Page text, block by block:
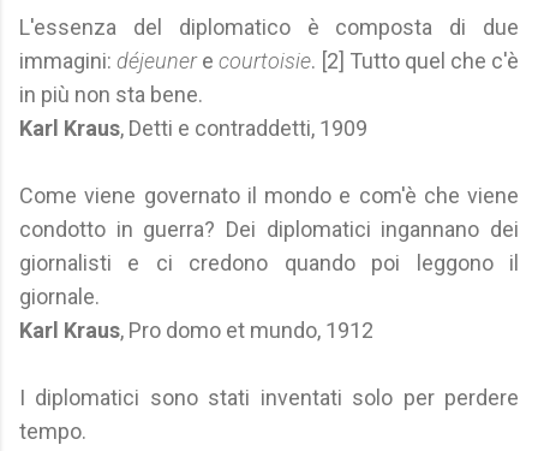
L'essenza del diplomatico è composta di due
immagini:déjeunerecourtoisie. [2] Tutto quel che c'è
in più non sta bene.
Karl Kraus, Detti e contraddetti, 1909
Come viene governato il mondo e com'è che viene
condotto in guerra? Dei diplomatici ingannano dei
giornalisti e ci credono quando poi leggono il
giornale.
Karl Kraus, Pro domo et mundo, 1912
I diplomatici sono stati inventati solo per perdere
tempo.